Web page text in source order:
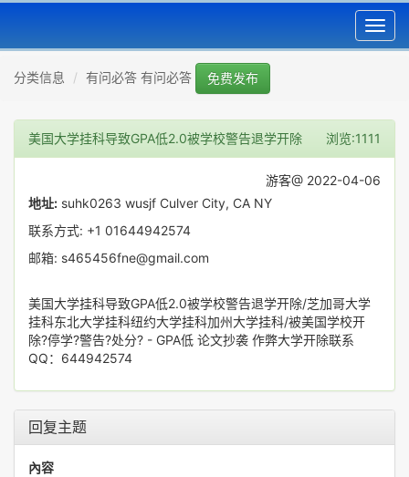
分类信息 有问必答 有问必答 免费发布
美国大学挂科导致GPA低2.0被学校警告退学开除 浏览:1111
游客@ 2022-04-06
地址: suhk0263 wusjf Culver City, CA NY
联系方式: +1 01644942574
邮箱: s465456fne@gmail.com
美国大学挂科导致GPA低2.0被学校警告退学开除/芝加哥大学
挂科东北大学挂科纽约大学挂科加州大学挂科/被美国学校开
除?停学?警告?处分? - GPA低 论文抄袭 作弊大学开除联系
QQ：644942574
回复主题
內容